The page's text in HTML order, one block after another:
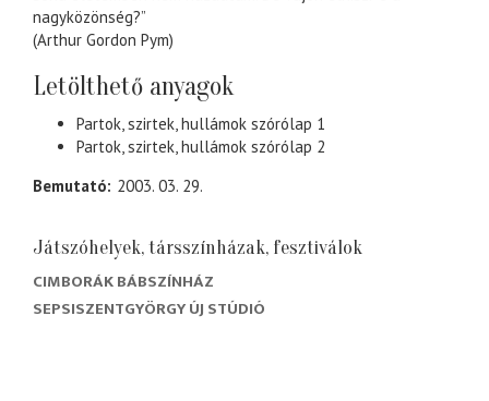
nagyközönség?”
(Arthur Gordon Pym)
Letölthető anyagok
Partok, szirtek, hullámok szórólap 1
Partok, szirtek, hullámok szórólap 2
Bemutató 2003. 03. 29.
Játszóhelyek, társszínházak, fesztiválok
CIMBORÁK BÁBSZÍNHÁZ
SEPSISZENTGYÖRGY ÚJ STÚDIÓ